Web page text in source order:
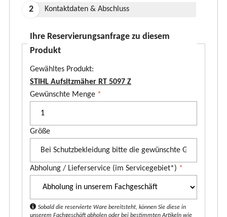
Kontaktdaten & Abschluss
Ihre Reservierungsanfrage zu diesem
Produkt
Gewähltes Produkt:
STIHL Aufsitzmäher RT 5097 Z
P
d
t
Gewünschte Menge *
Größe
Abholung / Lieferservice (im Servicegebiet*) *
Sobald die reservierte Ware bereitsteht, können Sie diese in
unserem Fachgeschäft abholen oder bei bestimmten Artikeln wie